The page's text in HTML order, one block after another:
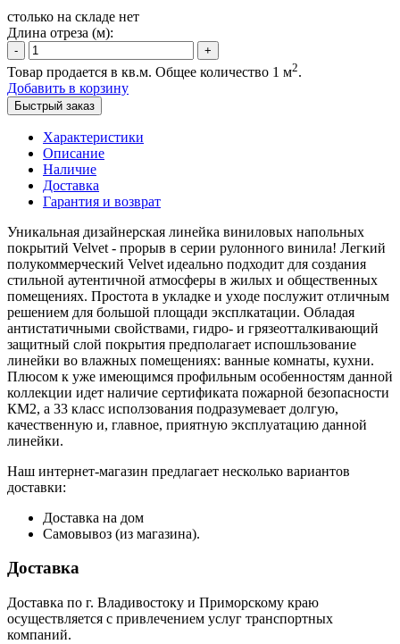
столько на складе нет
Длина отреза (м):
- +
Товар продается в кв.м. Общее количество 1 м2.
Добавить в корзину
Быстрый заказ
Характеристики
Описание
Наличие
Доставка
Гарантия и возврат
Уникальная дизайнерская линейка виниловых напольных
покрытий Velvet - прорыв в серии рулонного винила! Легкий
полукоммерческий Velvet идеально подходит для создания
стильной аутентичной атмосферы в жилых и общественных
помещениях. Простота в укладке и уходе послужит отличным
решением для большой площади эксплкатации. Обладая
антистатичными свойствами, гидро- и грязеотталкивающий
защитный слой покрытия предполагает испошльзование
линейки во влажных помещениях: ванные комнаты, кухни.
Плюсом к уже имеющимся профильным особенностям данной
коллекции идет наличие сертификата пожарной безопасности
КМ2, а 33 класс исползования подразумевает долгую,
качественную и, главное, приятную эксплуатацию данной
линейки.
Наш интернет-магазин предлагает несколько вариантов
доставки:
Доставка на дом
Самовывоз (из магазина).
Доставка
Доставка по г. Владивостоку и Приморскому краю
осуществляется с привлечением услуг транспортных
компаний.